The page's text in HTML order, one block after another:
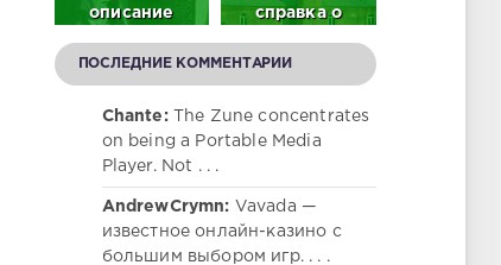
описание
тысячелетней
справка о
мечети в с.
ПОСЛЕДНИЕ КОММЕНТАРИИ
Chante:
The Zune concentrates
on being a Portable Media
Player. Not . . .
AndrewCrymn: Vavada —
известное онлайн-казино с
большим выбором игр. . . .